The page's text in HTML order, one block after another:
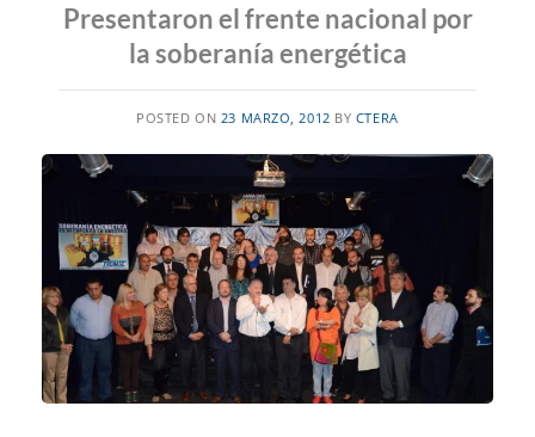
Presentaron el frente nacional por
la soberanía energética
POSTED ON 23 MARZO, 2012 BY CTERA